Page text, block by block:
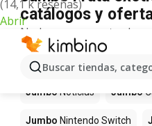
(14,1 k reseñas)
Abrir
Buscar tiendas,
catálogos y
No hemos encontrado
término.
Más productos
Jumbo Noticias Jumbo
Jumbo Nintendo Switch